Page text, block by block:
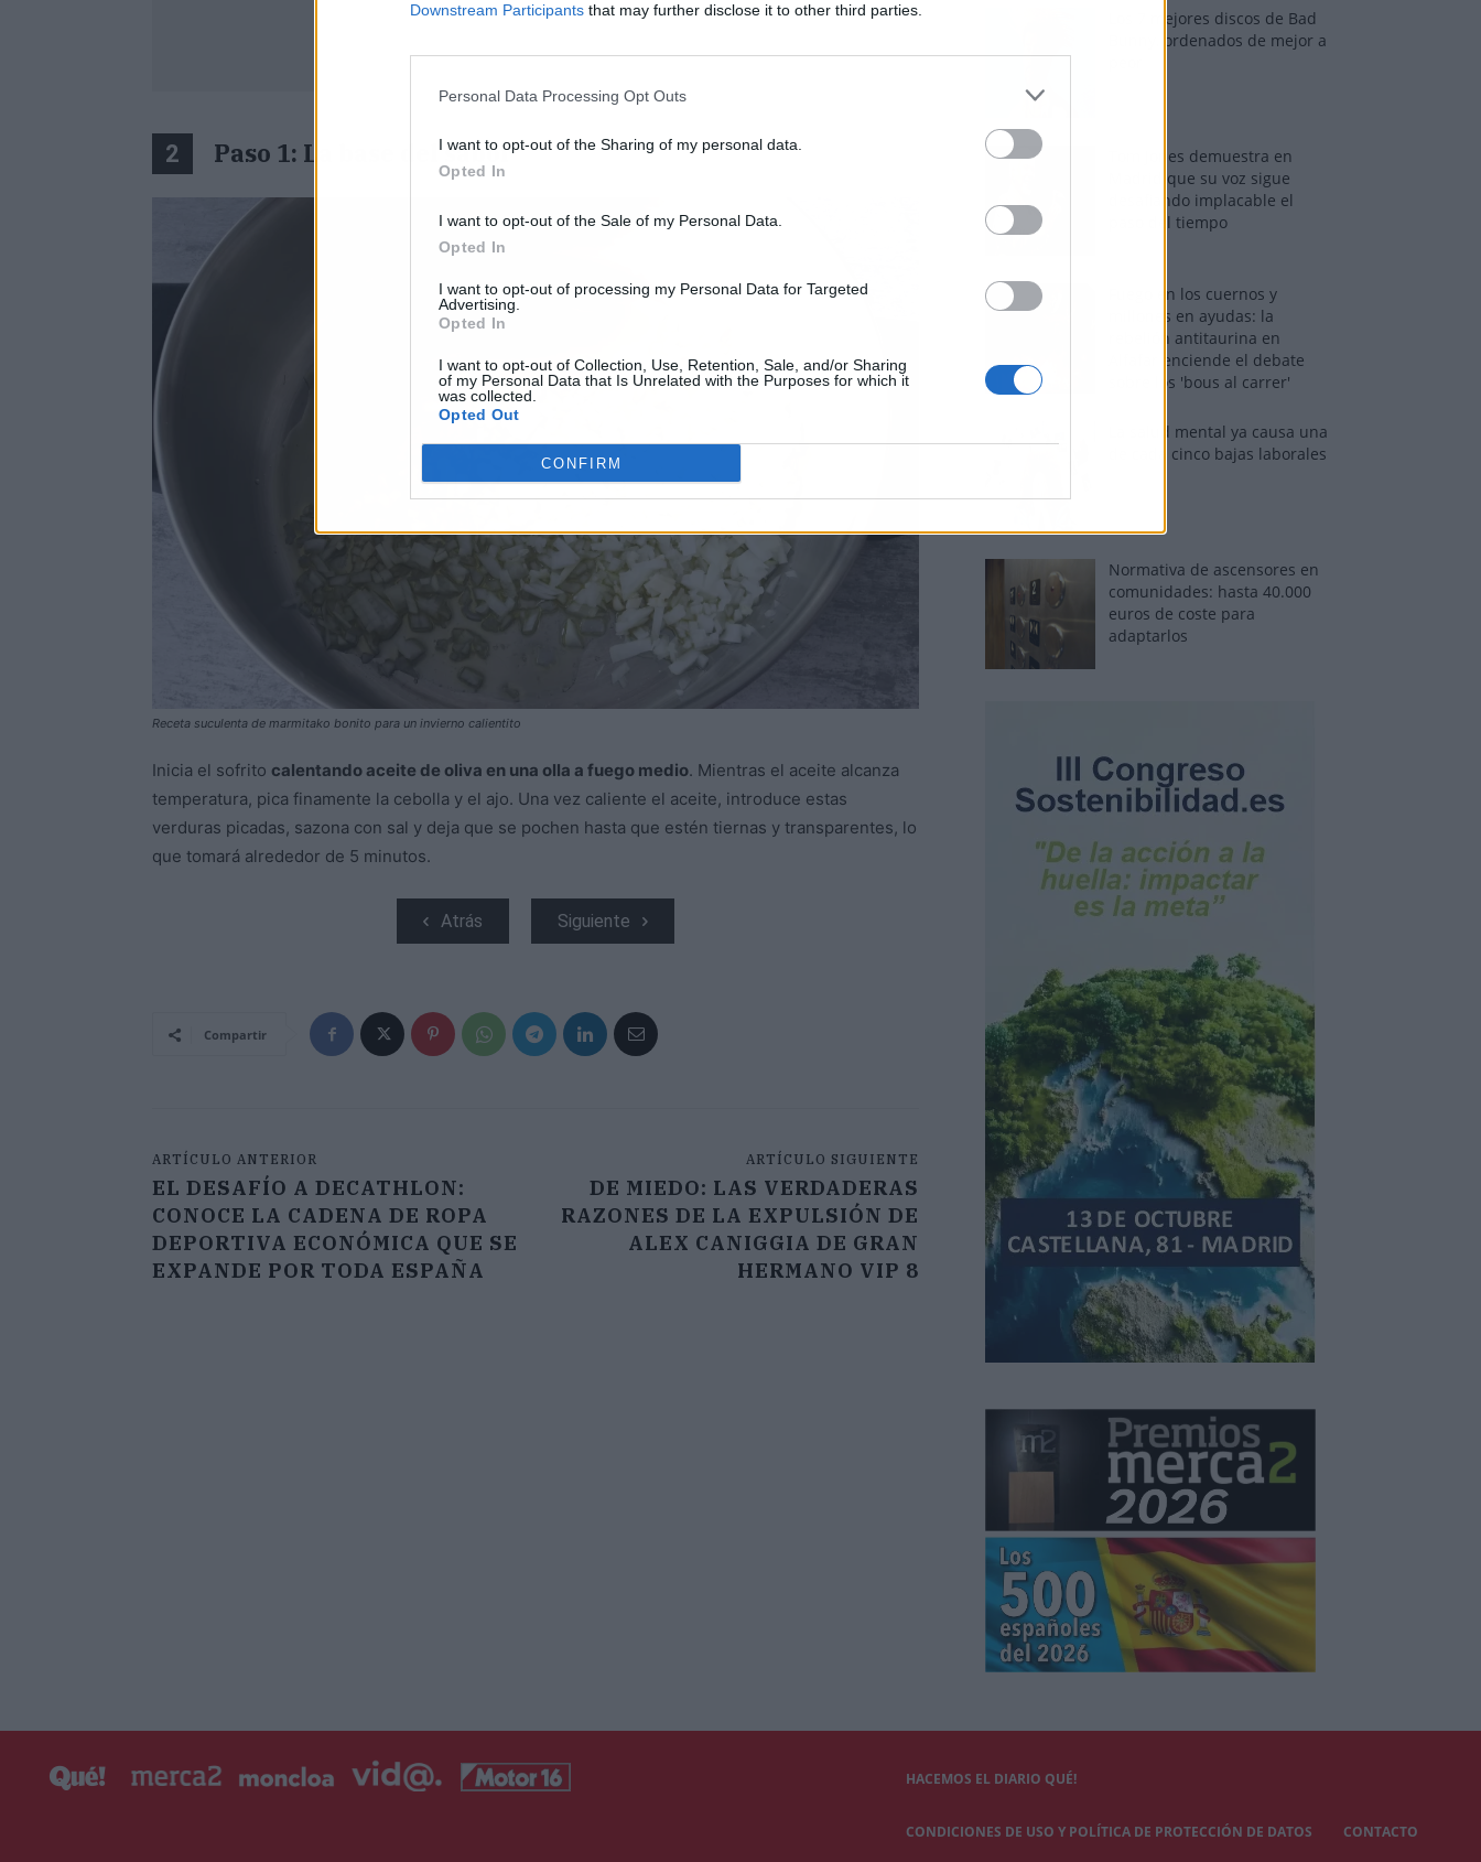
Downstream Participants that may further disclose it to other third parties.
Personal Data Processing Opt Outs
I want to opt-out of the Sharing of my personal data.
Opted In
I want to opt-out of the Sale of my Personal Data.
Opted In
I want to opt-out of processing my Personal Data for Targeted
Advertising.
Opted In
I want to opt-out of Collection, Use, Retention, Sale, and/or Sharing
of my Personal Data that Is Unrelated with the Purposes for which it
was collected.
Opted Out
CONFIRM
2 Paso 1: La base del sabor
Receta suculenta de marmitako bonito para un invierno calientito
Inicia el sofrito calentando aceite de oliva en una olla a fuego medio. Mientras el aceite alcanza
temperatura, pica finamente la cebolla y el ajo. Una vez caliente el aceite, introduce estas
verduras picadas, sazona con sal y deja que se pochen hasta que estén tiernas y transparentes, lo
que tomará alrededor de 5 minutos.
Atrás Siguiente
Compartir
ARTÍCULO ANTERIOR
EL DESAFÍO A DECATHLON:
CONOCE LA CADENA DE ROPA
DEPORTIVA ECONÓMICA QUE SE
EXPANDE POR TODA ESPAÑA
ARTÍCULO SIGUIENTE
DE MIEDO: LAS VERDADERAS
RAZONES DE LA EXPULSIÓN DE
ALEX CANIGGIA DE GRAN
HERMANO VIP 8
Los 7 mejores discos de Bad
Bunny, ordenados de mejor a
Tom Jones demuestra en
Madrid que su voz sigue
desafiando implacable el
paso del tiempo
Fuego en los cuernos y
millones en ayudas: la
rebelión antitaurina en
Alfafar enciende el debate
sobre los 'bous al carrer'
La salud mental ya causa una
de cada cinco bajas laborales
Normativa de ascensores en
comunidades: hasta 40.000
euros de coste para
adaptarlos
HACEMOS EL DIARIO QUÉ!
CONDICIONES DE USO Y POLÍTICA DE PROTECCIÓN DE DATOS CONTACTO